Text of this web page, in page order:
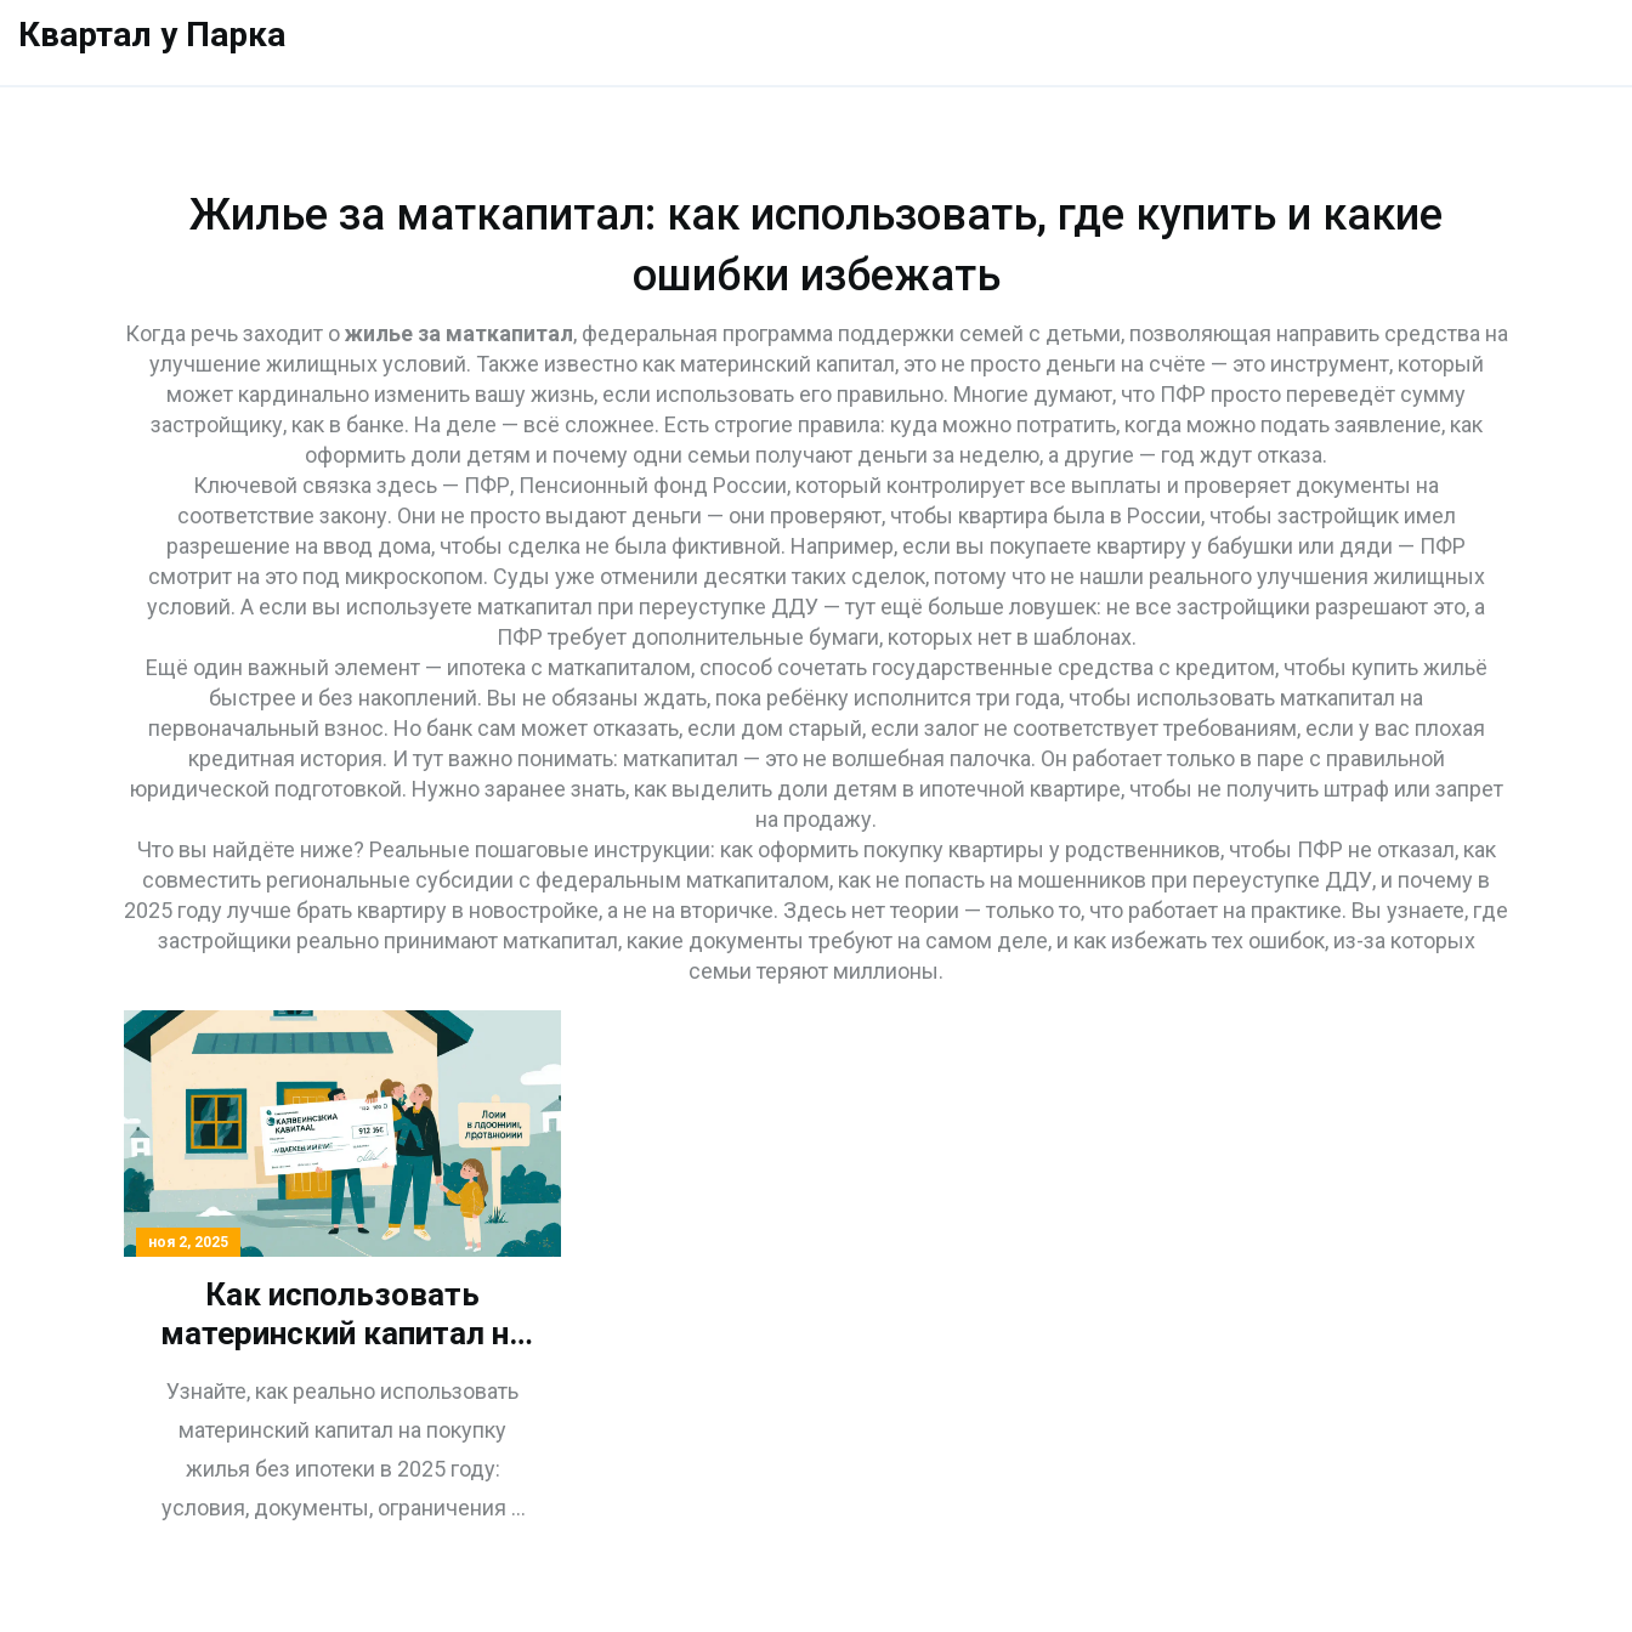
Квартал у Парка
Жилье за маткапитал: как использовать, где купить и какие
ошибки избежать
Когда речь заходит ожилье за маткапитал, федеральная программа поддержки семей с детьми, позволяющая направить средства на
улучшение жилищных условий. Также известно как материнский капитал, это не просто деньги на счёте — это инструмент, который
может кардинально изменить вашу жизнь, если использовать его правильно. Многие думают, что ПФР просто переведёт сумму
застройщику, как в банке. На деле — всё сложнее. Есть строгие правила: куда можно потратить, когда можно подать заявление, как
оформить доли детям и почему одни семьи получают деньги за неделю, а другие — год ждут отказа.
Ключевой связка здесь — ПФР, Пенсионный фонд России, который контролирует все выплаты и проверяет документы на
соответствие закону. Они не просто выдают деньги — они проверяют, чтобы квартира была в России, чтобы застройщик имел
разрешение на ввод дома, чтобы сделка не была фиктивной. Например, если вы покупаете квартиру у бабушки или дяди — ПФР
смотрит на это под микроскопом. Суды уже отменили десятки таких сделок, потому что не нашли реального улучшения жилищных
условий. А если вы используете маткапитал при переуступке ДДУ — тут ещё больше ловушек: не все застройщики разрешают это, а
ПФР требует дополнительные бумаги, которых нет в шаблонах.
Ещё один важный элемент — ипотека с маткапиталом, способ сочетать государственные средства с кредитом, чтобы купить жильё
быстрее и без накоплений. Вы не обязаны ждать, пока ребёнку исполнится три года, чтобы использовать маткапитал на
первоначальный взнос. Но банк сам может отказать, если дом старый, если залог не соответствует требованиям, если у вас плохая
кредитная история. И тут важно понимать: маткапитал — это не волшебная палочка. Он работает только в паре с правильной
юридической подготовкой. Нужно заранее знать, как выделить доли детям в ипотечной квартире, чтобы не получить штраф или запрет
на продажу.
Что вы найдёте ниже? Реальные пошаговые инструкции: как оформить покупку квартиры у родственников, чтобы ПФР не отказал, как
совместить региональные субсидии с федеральным маткапиталом, как не попасть на мошенников при переуступке ДДУ, и почему в
2025 году лучше брать квартиру в новостройке, а не на вторичке. Здесь нет теории — только то, что работает на практике. Вы узнаете, где
застройщики реально принимают маткапитал, какие документы требуют на самом деле, и как избежать тех ошибок, из-за которых
семьи теряют миллионы.
ноя 2, 2025
Как использовать
материнский капитал на
ипотеки в 2025 году
Узнайте, как реально использовать
материнский капитал на покупку
жилья без ипотеки в 2025 году:
условия, документы, ограничения и